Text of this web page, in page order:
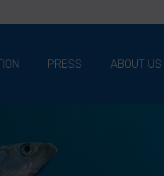
PRESS ABOUT US